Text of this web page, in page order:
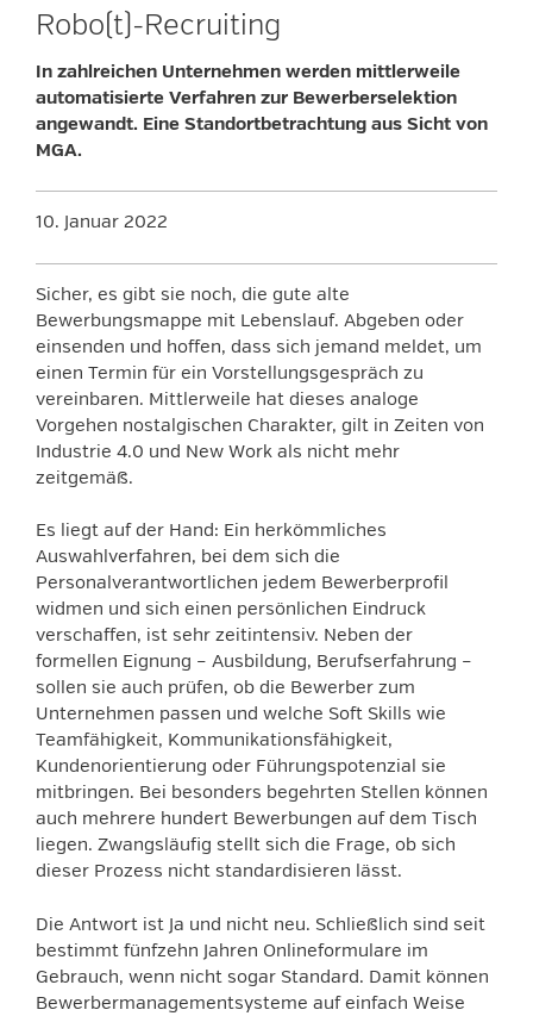
Robo(t)-Recruiting
In zahlreichen Unternehmen werden mittlerweile
automatisierte Verfahren zur Bewerberselektion
angewandt. Eine Standortbetrachtung aus Sicht von
MGA.
10. Januar 2022
Sicher, es gibt sie noch, die gute alte
Bewerbungsmappe mit Lebenslauf. Abgeben oder
einsenden und hoffen, dass sich jemand meldet, um
einen Termin für ein Vorstellungsgespräch zu
vereinbaren. Mittlerweile hat dieses analoge
Vorgehen nostalgischen Charakter, gilt in Zeiten von
Industrie 4.0 und New Work als nicht mehr
zeitgemäß.
Es liegt auf der Hand: Ein herkömmliches
Auswahlverfahren, bei dem sich die
Personalverantwortlichen jedem Bewerberprofil
widmen und sich einen persönlichen Eindruck
verschaffen, ist sehr zeitintensiv. Neben der
formellen Eignung – Ausbildung, Berufserfahrung –
sollen sie auch prüfen, ob die Bewerber zum
Unternehmen passen und welche Soft Skills wie
Teamfähigkeit, Kommunikationsfähigkeit,
Kundenorientierung oder Führungspotenzial sie
mitbringen. Bei besonders begehrten Stellen können
auch mehrere hundert Bewerbungen auf dem Tisch
liegen. Zwangsläufig stellt sich die Frage, ob sich
dieser Prozess nicht standardisieren lässt.
Die Antwort ist Ja und nicht neu. Schließlich sind seit
bestimmt fünfzehn Jahren Onlineformulare im
Gebrauch, wenn nicht sogar Standard. Damit können
Bewerbermanagementsysteme auf einfach Weise